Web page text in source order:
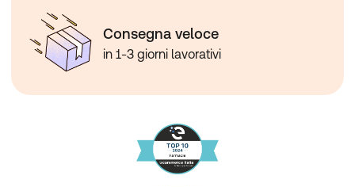
Consegna veloce
in 1-3 giorni lavorativi